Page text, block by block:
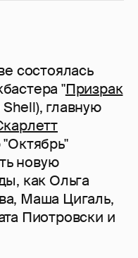
состоялась
"Призрак
главную
новую
как Ольга
Маша Цигаль,
Пиотровски и